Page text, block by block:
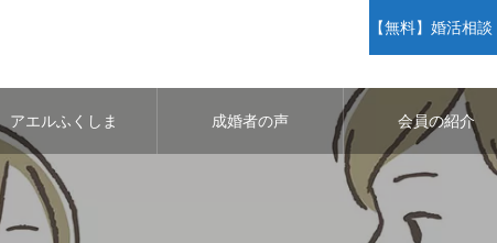
【無料】婚活相
アエルふくしま 成婚者の声 会員の紹介